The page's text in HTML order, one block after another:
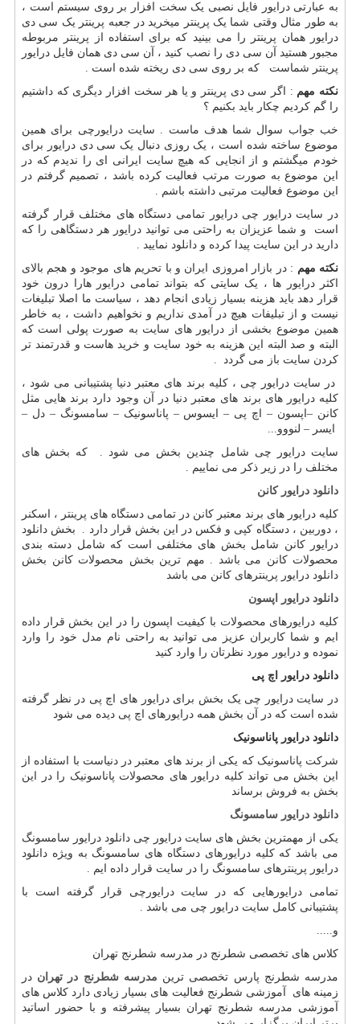
به عبارتی درایور فایل نصبی یک سخت افزار بر روی سیستم است ،
به طور مثال وقتی شما یک پرینتر میخرید در جعبه پرینتر یک سی دی
درایور همان پرینتر را می بینید که برای استفاده از پرینتر مربوطه
مجبور هستید آن سی دی را نصب کنید ، آن سی دی همان فایل درایور
پرینتر شماست که بر روی سی دی ریخته شده است .
نکته مهم : اگر سی دی پرینتر و یا هر سخت افزار دیگری که داشتیم
را گم کردیم چکار باید بکنیم ؟
خب جواب سوال شما هدف ماست . سایت درایورچی برای همین
موضوع ساخته شده است ، یک روزی دنبال یک سی دی درایور برای
خودم میگشتم و از انجایی که هیچ سایت ایرانی ای را ندیدم که در
این موضوع به صورت مرتب فعالیت کرده باشد ، تصمیم گرفتم در
این موضوع فعالیت مرتبی داشته باشم .
در سایت درایور چی درایور تمامی دستگاه های مختلف قرار گرفته
است و شما عزیزان به راحتی می توانید درایور هر دستگاهی را که
دارید در این سایت پیدا کرده و دانلود نمایید .
نکته مهم : در بازار امروزی ایران و با تحریم های موجود و هجم بالای
اکثر درایور ها ، یک سایتی که بتواند تمامی درایور هارا درون خود
قرار دهد باید هزینه بسیار زیادی انجام دهد ، سیاست ما اصلا تبلیغات
نیست و از تبلیفات هیچ در آمدی نداریم و نخواهیم داشت ، به خاطر
همین موضوع بخشی از درایور های سایت به صورت پولی است که
البته و صد البته این هزینه به خود سایت و خرید هاست و قدرتمند تر
کردن سایت باز می گردد .
در سایت درایور چی ، کلیه برند های معتبر دنیا پشتیبانی می شود ،
کلیه درایور های برند های معتبر دنیا در آن وجود دارد برند هایی مثل
کانن –اپسون – اچ پی – ایسوس – پاناسونیک – سامسونگ – دل –
ایسر – لنووو...
سایت درایور چی شامل چندین بخش می شود . که بخش های
مختلف را در زیر ذکر می نماییم .
دانلود درایور کانن
کلیه درایور های برند معتبر کانن در تمامی دستگاه های پرینتر ، اسکنر
، دوربین ، دستگاه کپی و فکس در این بخش قرار دارد . بخش دانلود
درایور کانن شامل بخش های مختلفی است که شامل دسته بندی
محصولات کانن می باشد . مهم ترین بخش محصولات کانن بخش
دانلود درایور پرینترهای کانن می باشد
دانلود درایور اپسون
کلیه درایورهای محصولات با کیفیت اپسون را در این بخش قرار داده
ایم و شما کاربران عزیز می توانید به راحتی نام مدل خود را وارد
نموده و درایور مورد نظرتان را وارد کنید
دانلود درایور اچ پی
در سایت درایور چی یک بخش برای درایور های اچ پی در نظر گرفته
شده است که در آن بخش همه درایورهای اچ پی دیده می شود
دانلود درایور پاناسونیک
شرکت پاناسونیک که یکی از برند های معتبر در دنیاست با استفاده از
این بخش می تواند کلیه درایور های محصولات پاناسونیک را در این
بخش به فروش برساند
دانلود درایور سامسونگ
یکی از مهمترین بخش های سایت درایور چی دانلود درایور سامسونگ
می باشد که کلیه درایورهای دستگاه های سامسونگ به ویژه دانلود
درایور پرینترهای سامسونگ را در سایت قرار داده ایم .
تمامی درایورهایی که در سایت درایورچی قرار گرفته است با
پشتیبانی کامل سایت درایور چی می باشد .
و.....
کلاس های تخصصی شطرنج در مدرسه شطرنج تهران
مدرسه شطرنج پارس تخصصی ترین مدرسه شطرنج در تهران در
زمینه های آموزشی شطرنج فعالیت های بسیار زیادی دارد کلاس های
آموزشی مدرسه شطرنج تهران بسیار پیشرفته و با حضور اساتید